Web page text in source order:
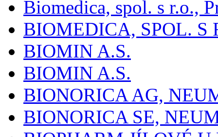
Biomedica, spol. s r.o.,
BIOMEDICA, SPOL. S
BIOMIN A.S.
BIOMIN A.S.
BIONORICA AG,
BIONORICA SE,